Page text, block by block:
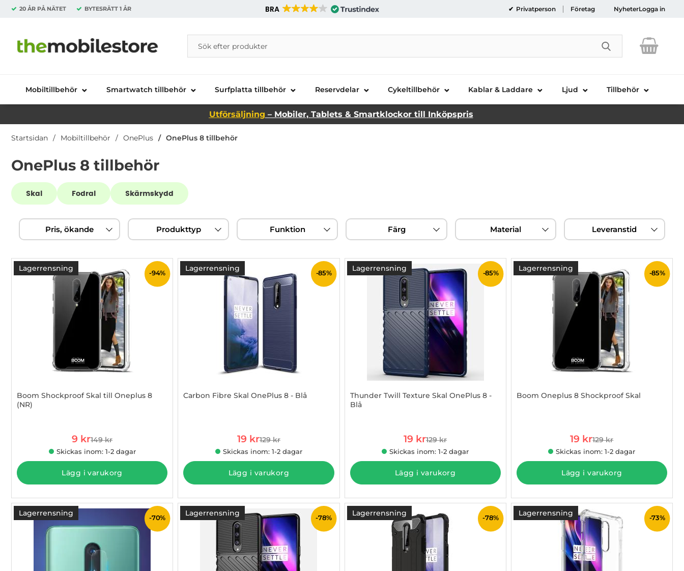
20 ÅR PÅ NÄTET BYTESRÄTT 1 ÅR BRA Privatperson Företag NyheterLogga in
Startsidan för Danira Telecom AB
Sök
Sök på Danira Telecom AB
Genomför
Mobiltillbehör Smartwatch tillbehör Surfplatta tillbehör Reservdelar Cykeltillbehör Kablar & Laddare Ljud Tillbehör
Utförsäljning – Mobiler, Tablets & Smartklockor till Inköpspris
Startsidan Mobiltillbehör OnePlus OnePlus 8 tillbehör
OnePlus 8 tillbehör
Underkategorier
Skal Fodral Skärmskydd
över
filtersektionen
Filtrera & sortera
Pris, ökande Produkttyp Funktion Färg Material Leveranstid
produktlista
Lagerrensning
-94%
Boom Shockproof Skal till Oneplus 8
(NR)
rea pris
9 krtidigare pris
149 kr
Skickas inom: 1-2 dagar
Lägg i varukorg
Lagerrensning
-85%
Carbon Fibre Skal OnePlus 8 - Blå
rea pris
19 krtidigare pris
129 kr
Skickas inom: 1-2 dagar
Lägg i varukorg
Lagerrensning
-85%
Thunder Twill Texture Skal OnePlus 8 -
Blå
rea pris
19 krtidigare pris
129 kr
Skickas inom: 1-2 dagar
Lägg i varukorg
Lagerrensning
-85%
Boom Oneplus 8 Shockproof Skal
rea pris
19 krtidigare pris
129 kr
Skickas inom: 1-2 dagar
Lägg i varukorg
Lagerrensning
-70%
Lagerrensning
-78%
Lagerrensning
-78%
Lagerrensning
-73%